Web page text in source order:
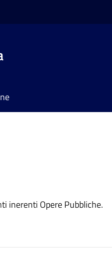
inerenti Opere Pubbliche.